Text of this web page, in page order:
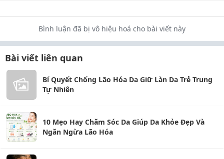
Bình luận đã bị vô hiệu hoá cho bài viết này
Bài viết liên quan
Bí Quyết Chống Lão Hóa Da Giữ Làn Da Trẻ Trung
Tự Nhiên
10 Mẹo Hay Chăm Sóc Da Giúp Da Khỏe Đẹp Và
Ngăn Ngừa Lão Hóa